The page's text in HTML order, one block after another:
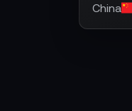
China